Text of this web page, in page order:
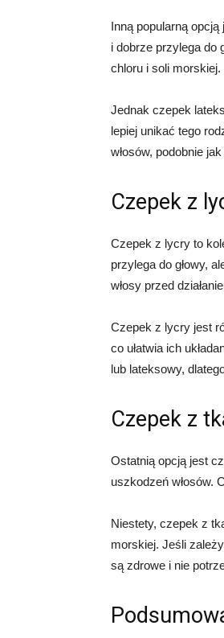
Inną popularną
i dobrze przylega do
chloru i soli morskiej.
Jednak czepek
lepiej unikać tego
włosów, podobnie
Czepek z
Czepek z lycry to
przylega do głowy,
włosy przed
Czepek z lycry jest
co ułatwia ich
lub lateksowy,
Czepek z
Ostatnią opcją jest
uszkodzeń włosów.
Niestety, czepek z
morskiej. Jeśli
są zdrowe i nie